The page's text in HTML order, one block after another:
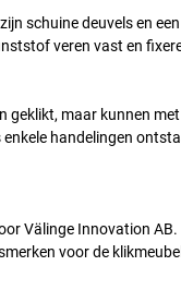
schuine deuvels en
veren vast en
geklikt, maar kunnen
handelingen
Välinge Innovation AB.
voor de